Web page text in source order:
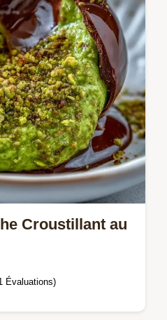
Croustillant au
Évaluations)